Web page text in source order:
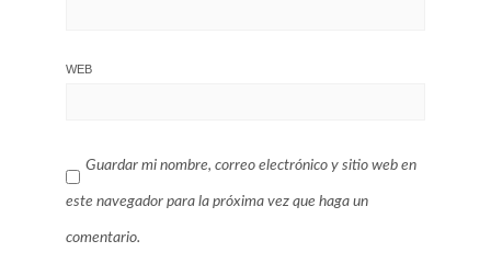
WEB
Guardar mi nombre, correo electrónico y sitio web en
este navegador para la próxima vez que haga un
comentario.